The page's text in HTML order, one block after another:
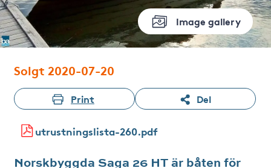
Image gallery
Solgt 2020-07-20
Print Del
utrustningslista-260.pdf
Norskbyggda Saga 26 HT är båten för